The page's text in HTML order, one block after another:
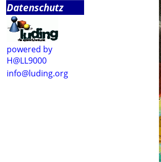
Datenschutz
powered by
H@LL9000
info@luding.org